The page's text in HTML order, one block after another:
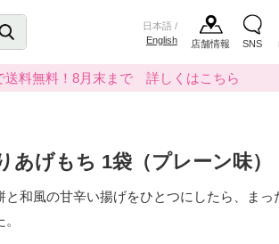
日本語 /
English
店舗情報 SNS
送料無料！8月末まで 詳しくはこちら
あげもち 1袋（プレーン味）
と和風の甘辛い揚げをひとつにしたら、まっ